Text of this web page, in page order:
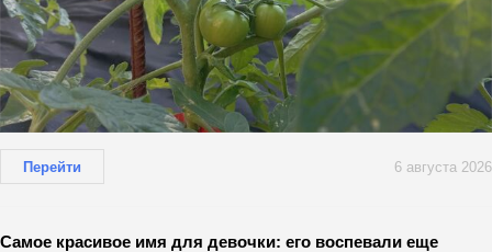
Перейти 6 августа 2026
Самое красивое имя для девочки: его воспевали еще